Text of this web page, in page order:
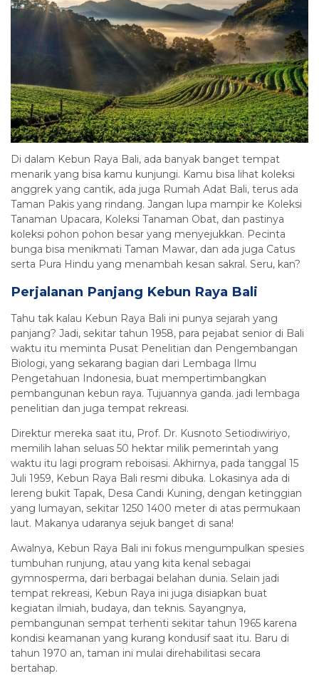
Di dalam Kebun Raya Bali, ada banyak banget tempat
menarik yang bisa kamu kunjungi. Kamu bisa lihat koleksi
anggrek yang cantik, ada juga Rumah Adat Bali, terus ada
Taman Pakis yang rindang. Jangan lupa mampir ke Koleksi
Tanaman Upacara, Koleksi Tanaman Obat, dan pastinya
koleksi pohon pohon besar yang menyejukkan. Pecinta
bunga bisa menikmati Taman Mawar, dan ada juga Catus
serta Pura Hindu yang menambah kesan sakral. Seru, kan?
Perjalanan Panjang Kebun Raya Bali
Tahu tak kalau Kebun Raya Bali ini punya sejarah yang
panjang? Jadi, sekitar tahun 1958, para pejabat senior di Bali
waktu itu meminta Pusat Penelitian dan Pengembangan
Biologi, yang sekarang bagian dari Lembaga Ilmu
Pengetahuan Indonesia, buat mempertimbangkan
pembangunan kebun raya. Tujuannya ganda. jadi lembaga
penelitian dan juga tempat rekreasi.
Direktur mereka saat itu, Prof. Dr. Kusnoto Setiodiwiriyo,
memilih lahan seluas 50 hektar milik pemerintah yang
waktu itu lagi program reboisasi. Akhirnya, pada tanggal 15
Juli 1959, Kebun Raya Bali resmi dibuka. Lokasinya ada di
lereng bukit Tapak, Desa Candi Kuning, dengan ketinggian
yang lumayan, sekitar 1250 1400 meter di atas permukaan
laut. Makanya udaranya sejuk banget di sana!
Awalnya, Kebun Raya Bali ini fokus mengumpulkan spesies
tumbuhan runjung, atau yang kita kenal sebagai
gymnosperma, dari berbagai belahan dunia. Selain jadi
tempat rekreasi, Kebun Raya ini juga disiapkan buat
kegiatan ilmiah, budaya, dan teknis. Sayangnya,
pembangunan sempat terhenti sekitar tahun 1965 karena
kondisi keamanan yang kurang kondusif saat itu. Baru di
tahun 1970 an, taman ini mulai direhabilitasi secara
bertahap.